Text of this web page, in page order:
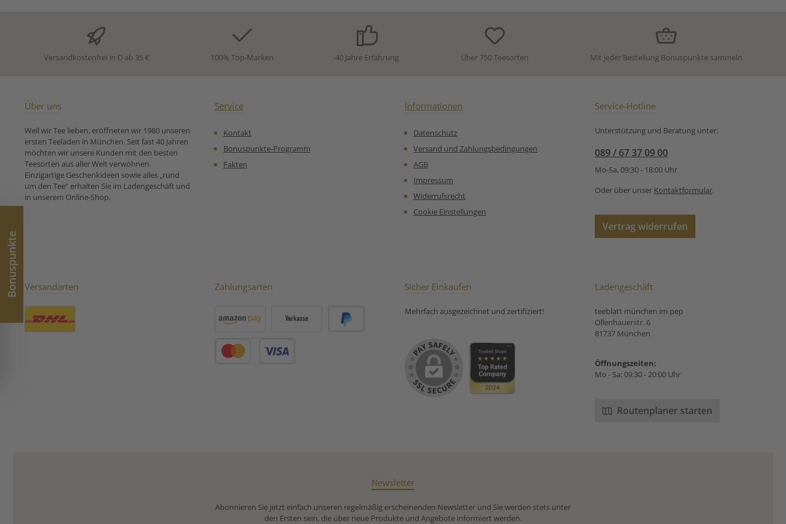
Zutaten: Schwarzer Pu-Erh-
Tee, Mate, Orangenschalen,
Sonnenblumen- und
Kornblumenblüten, Aroma.
Schwarzer Tee Hot Body -
Gojibeeren, Aroniabeeren,
süße Brombeerblätter,
natürliches Aroma,
Ringelblumenblütenblätter
Zubereitungsempfehlung
für Mate Tee grün:
Zubereitungsempfehlung
für Bio Kräutertee
Ronnefeldt:
Kräutertee ´Almkräuter´ von
Ronnefeldt:
Versandkostenfrei in D ab 35 € 100% Top-Marken 40 Jahre Erfahrung Über 750 Teesorten Mit jeder Bestellung Bonuspunkte sammeln
Über uns
Weil wir Tee lieben, eröffneten wir 1980 unseren
ersten Teeladen in München. Seit fast 40 Jahren
möchten wir unsere Kunden mit den besten
Teesorten aus aller Welt verwöhnen.
Einzigartige Geschenkideen sowie alles „rund
um den Tee“ erhalten Sie im Ladengeschäft und
in unserem Online-Shop.
Service
Kontakt
Bonuspunkte-Programm
Fakten
Informationen
Datenschutz
Versand und Zahlungsbedingungen
AGB
Impressum
Widerrufsrecht
Cookie Einstellungen
Service-Hotline
Unterstützung und Beratung unter:
089 / 67 37 09 00
Mo-Sa, 09:30 - 18:00 Uhr
Oder über unser Kontaktformular.
Vertrag widerrufen
Versandarten Zahlungsarten Sicher Einkaufen
Mehrfach ausgezeichnet und zertifiziert!
Ladengeschäft
teeblatt münchen im pep
Ollenhauerstr. 6
81737 München
Öffnungszeiten:
Mo - Sa: 09:30 - 20:00 Uhr
Routenplaner starten
Newsletter
Abonnieren Sie jetzt einfach unseren regelmäßig erscheinenden Newsletter und Sie werden stets unter
den Ersten sein, die über neue Produkte und Angebote informiert werden.
Bonuspunkte